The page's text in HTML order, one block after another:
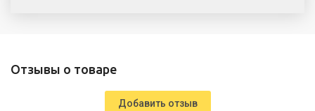
Отзывы о товаре
Добавить отзыв